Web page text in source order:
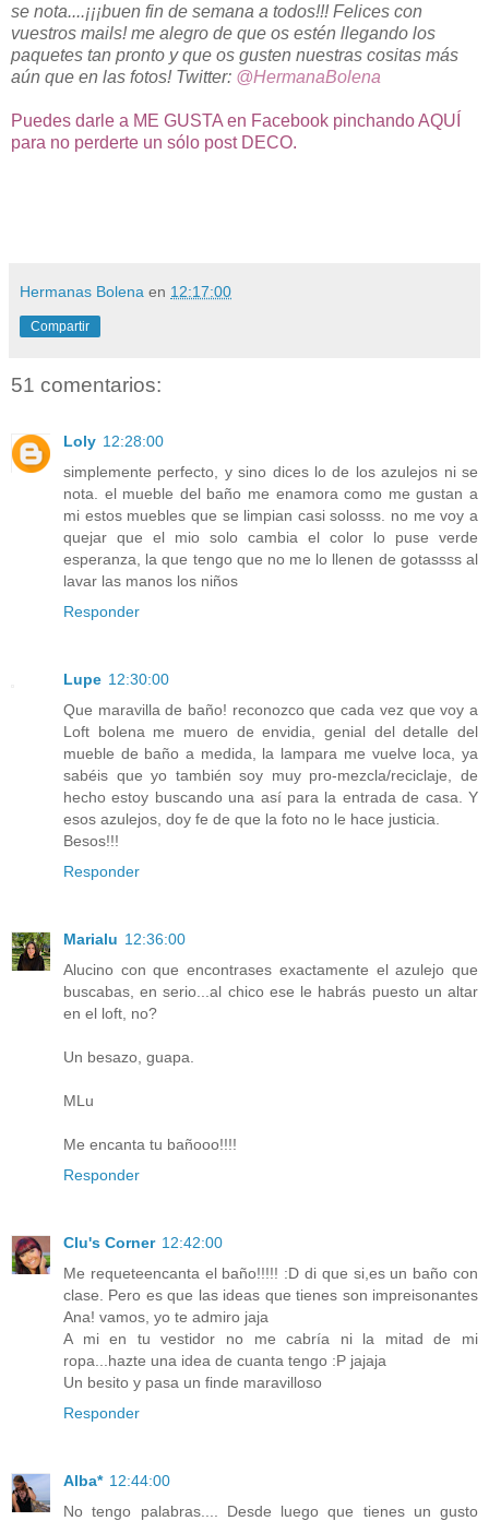
se nota....¡¡¡buen fin de semana a todos!!! Felices con
vuestros mails! me alegro de que os estén llegando los
paquetes tan pronto y que os gusten nuestras cositas más
aún que en las fotos! Twitter: @HermanaBolena
Puedes darle a ME GUSTA en Facebook pinchando AQUÍ
para no perderte un sólo post DECO.
Hermanas Bolena en 12:17:00
Compartir
51 comentarios:
Loly 12:28:00
simplemente perfecto, y sino dices lo de los azulejos ni se
nota. el mueble del baño me enamora como me gustan a
mi estos muebles que se limpian casi solosss. no me voy a
quejar que el mio solo cambia el color lo puse verde
esperanza, la que tengo que no me lo llenen de gotassss al
lavar las manos los niños
Responder
Lupe 12:30:00
Que maravilla de baño! reconozco que cada vez que voy a
Loft bolena me muero de envidia, genial del detalle del
mueble de baño a medida, la lampara me vuelve loca, ya
sabéis que yo también soy muy pro-mezcla/reciclaje, de
hecho estoy buscando una así para la entrada de casa. Y
esos azulejos, doy fe de que la foto no le hace justicia.
Besos!!!
Responder
Marialu 12:36:00
Alucino con que encontrases exactamente el azulejo que
buscabas, en serio...al chico ese le habrás puesto un altar
en el loft, no?
Un besazo, guapa.
MLu
Me encanta tu bañooo!!!!
Responder
Clu's Corner 12:42:00
Me requeteencanta el baño!!!!! :D di que si,es un baño con
clase. Pero es que las ideas que tienes son impreisonantes
Ana! vamos, yo te admiro jaja
A mi en tu vestidor no me cabría ni la mitad de mi
ropa...hazte una idea de cuanta tengo :P jajaja
Un besito y pasa un finde maravilloso
Responder
Alba* 12:44:00
No tengo palabras.... Desde luego que tienes un gusto